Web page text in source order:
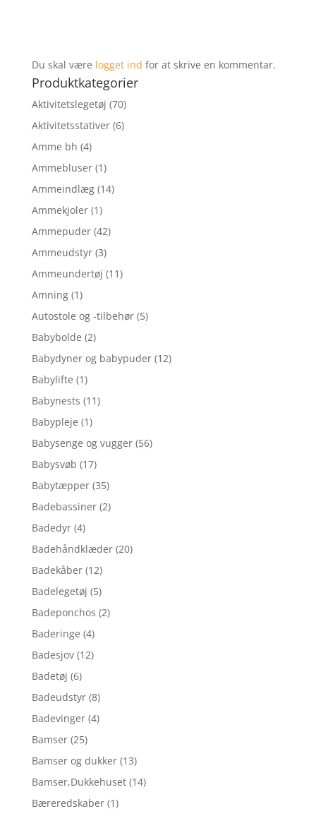
Du skal være logget ind for at skrive en kommentar.
Produktkategorier
Aktivitetslegetøj (70)
Aktivitetsstativer (6)
Amme bh (4)
Ammebluser (1)
Ammeindlæg (14)
Ammekjoler (1)
Ammepuder (42)
Ammeudstyr (3)
Ammeundertøj (11)
Amning (1)
Autostole og -tilbehør (5)
Babybolde (2)
Babydyner og babypuder (12)
Babylifte (1)
Babynests (11)
Babypleje (1)
Babysenge og vugger (56)
Babysvøb (17)
Babytæpper (35)
Badebassiner (2)
Badedyr (4)
Badehåndklæder (20)
Badekåber (12)
Badelegetøj (5)
Badeponchos (2)
Baderinge (4)
Badesjov (12)
Badetøj (6)
Badeudstyr (8)
Badevinger (4)
Bamser (25)
Bamser og dukker (13)
Bamser,Dukkehuset (14)
Bæreredskaber (1)